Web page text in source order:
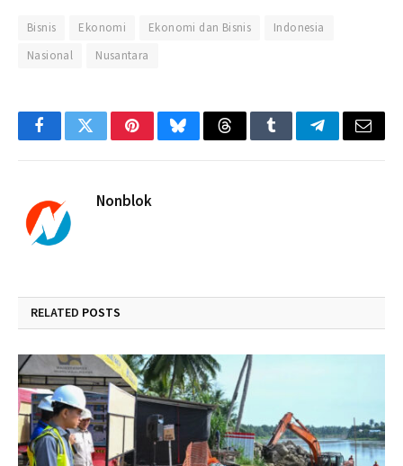
Bisnis Ekonomi Ekonomi dan Bisnis
Indonesia
Nasional
Nusantara
FacebookTwitterPinterestBlueskyThreadsTumblrTelegramEmail
Nonblok
RELATED POSTS